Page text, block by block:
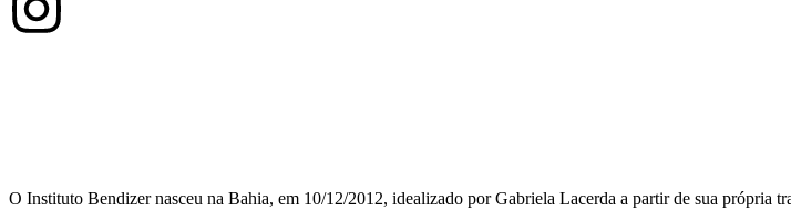
O Instituto Bendizer nasceu na Bahia, em 10/12/2012, idealizado por Gabriela Lacerda a partir de sua própria